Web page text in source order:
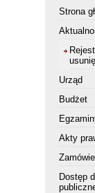
Strona
Urząd
Budżet
Akty
Dostęp